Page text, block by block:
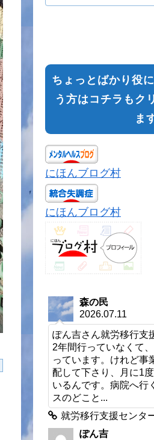
ちょっとばかり役
う方はコチラもク
ま
にほんブログ村
にほんブログ村
森の民
2026.07.11
ぽん吉さん就労移行支
2年間行っていなくて
っています。けれど事
配して下さり、月に1
いるんです。病院へ行
スのどこと...
就労移行支援センタ
ぽん吉